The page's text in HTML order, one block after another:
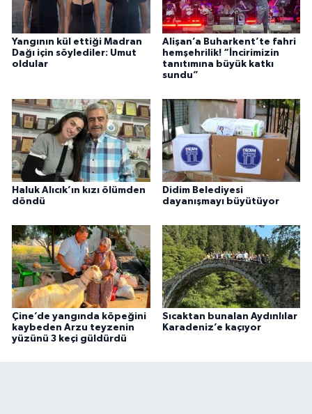
Yangının kül ettiği Madran
Dağı için söylediler: Umut
oldular
Alişan’a Buharkent’te fahri
hemşehrilik! “İncirimizin
tanıtımına büyük katkı
sundu”
Haluk Alıcık’ın kızı ölümden
döndü
Didim Belediyesi
dayanışmayı büyütüyor
Çine’de yangında köpeğini
kaybeden Arzu teyzenin
yüzünü 3 keçi güldürdü
Sıcaktan bunalan Aydınlılar
Karadeniz’e kaçıyor